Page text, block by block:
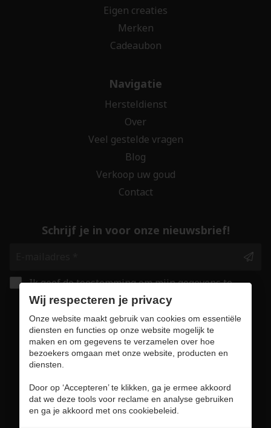
Eigen creaties
Merken
Cadeaubon
Navigatie
Hersteldienst
Over
Veel gestelde vragen
Blog
Verkoop uw goud
Contact
Schrijf je in voor onze nieuwsbrief!
Ik geef de toestemming om mijn gegevens te
bewaren en verwerken zoals aangegeven in
onze
privacy statement. *
Veilig online winkelen
Gebruiksvoorwaarden & privacybeleid
Wij respecteren je privacy
Onze website maakt gebruik van cookies om essentiële
diensten en functies op onze website mogelijk te
maken en om gegevens te verzamelen over hoe
bezoekers omgaan met onze website, producten en
diensten.
Door op ‘Accepteren’ te klikken, ga je ermee akkoord
dat we deze tools voor reclame en analyse gebruiken
en ga je akkoord met ons cookiebeleid.